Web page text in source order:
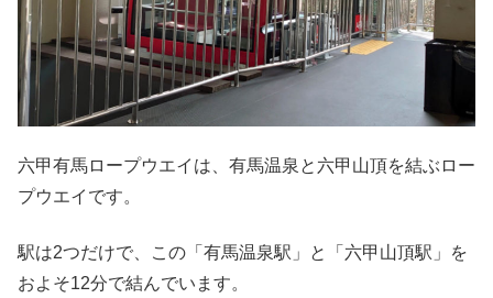
六甲有馬ロープウエイは、有馬温泉と六甲山頂を結ぶロー
プウエイです。
駅は2つだけで、この「有馬温泉駅」と「六甲山頂駅」を
およそ12分で結んでいます。